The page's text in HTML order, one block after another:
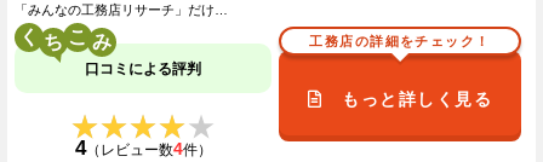
「みんなの工務店リサーチ」だけ…
く こ
口コミによる評判
★★★★★
★★★★★
4（レビュー数4件）
工務店の詳細をチェック！
もっと詳しく見る